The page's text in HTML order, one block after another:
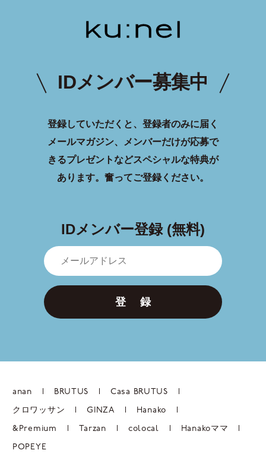
IDメンバー募集中
登録していただくと、登録者のみに届く
メールマガジン、メンバーだけが応募で
きるプレゼントなどスペシャルな特典が
あります。 奮ってご登録ください。
IDメンバー登録 (無料)
登 録
anan BRUTUS Casa BRUTUS
クロワッサン GINZA Hanako
&Premium Tarzan colocal Hanakoママ
POPEYE